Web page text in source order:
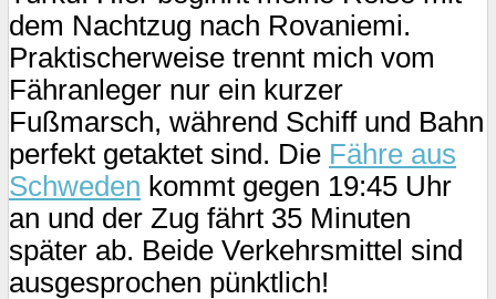
dem Nachtzug nach Rovaniemi.
Praktischerweise trennt mich vom
Fähranleger nur ein kurzer
Fußmarsch, während Schiff und Bahn
perfekt getaktet sind. Die Fähre aus
Schweden kommt gegen 19:45 Uhr
an und der Zug fährt 35 Minuten
später ab. Beide Verkehrsmittel sind
ausgesprochen pünktlich!